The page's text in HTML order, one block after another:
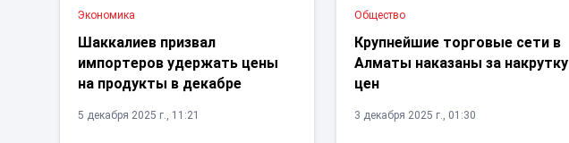
Экономика
Шаккалиев призвал
импортеров удержать цены
на продукты в декабре
5 декабря 2025 г., 11:21
Общество
Крупнейшие торговые сети в
Алматы наказаны за накрутку
цен
3 декабря 2025 г., 01:30